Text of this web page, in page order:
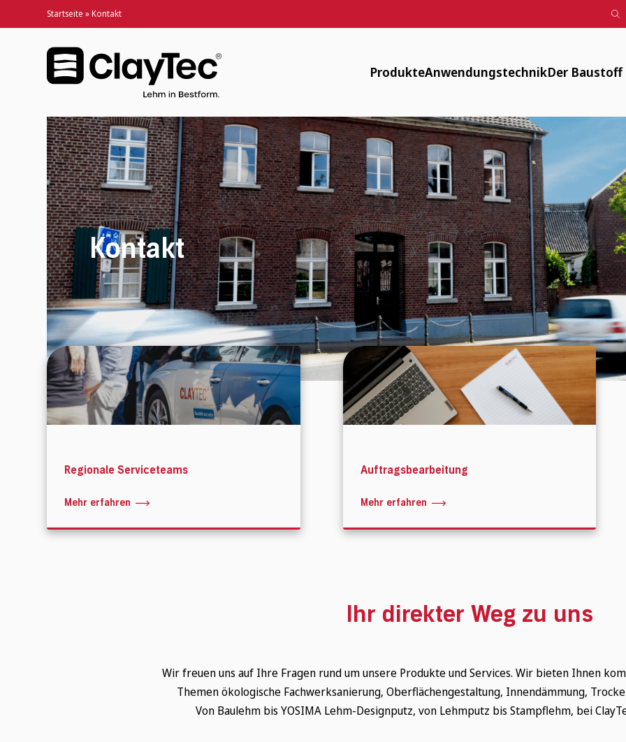
Startseite »Kontakt
Produkte
Designputz, Farbspachtel, Anstriche
Lehmputze
Lehm-Trockenbau
Fachwerksanierung
Innendämmung
Mauerwerk und Stampflehm
Weitere Produkte
Japankellen
Anwendungstechnik
Downloads
FAQ
Maschinentechnik
Flächenheizung
Anwendungsvideos
Webinare
LV-Texte Lehmputze und weitere
LV-Texte Lehm-Trockenbau
Der Baustoff
Verfügbar
Energiearm
Zirkulär
Gesund
Historisch
Kontakt
Regionale Serviceteams
Mehr erfahren
Auftragsbearbeitung
Mehr erfahren
Ihr direkter Weg zu uns
Wir freuen uns auf Ihre Fragen rund um unsere Produkte und Services. Wir bieten Ihnen
Themen ökologische Fachwerksanierung, Oberflächengestaltung, Innendämmung,
Von Baulehm bis YOSIMA Lehm-Designputz, von Lehmputz bis Stampflehm, bei